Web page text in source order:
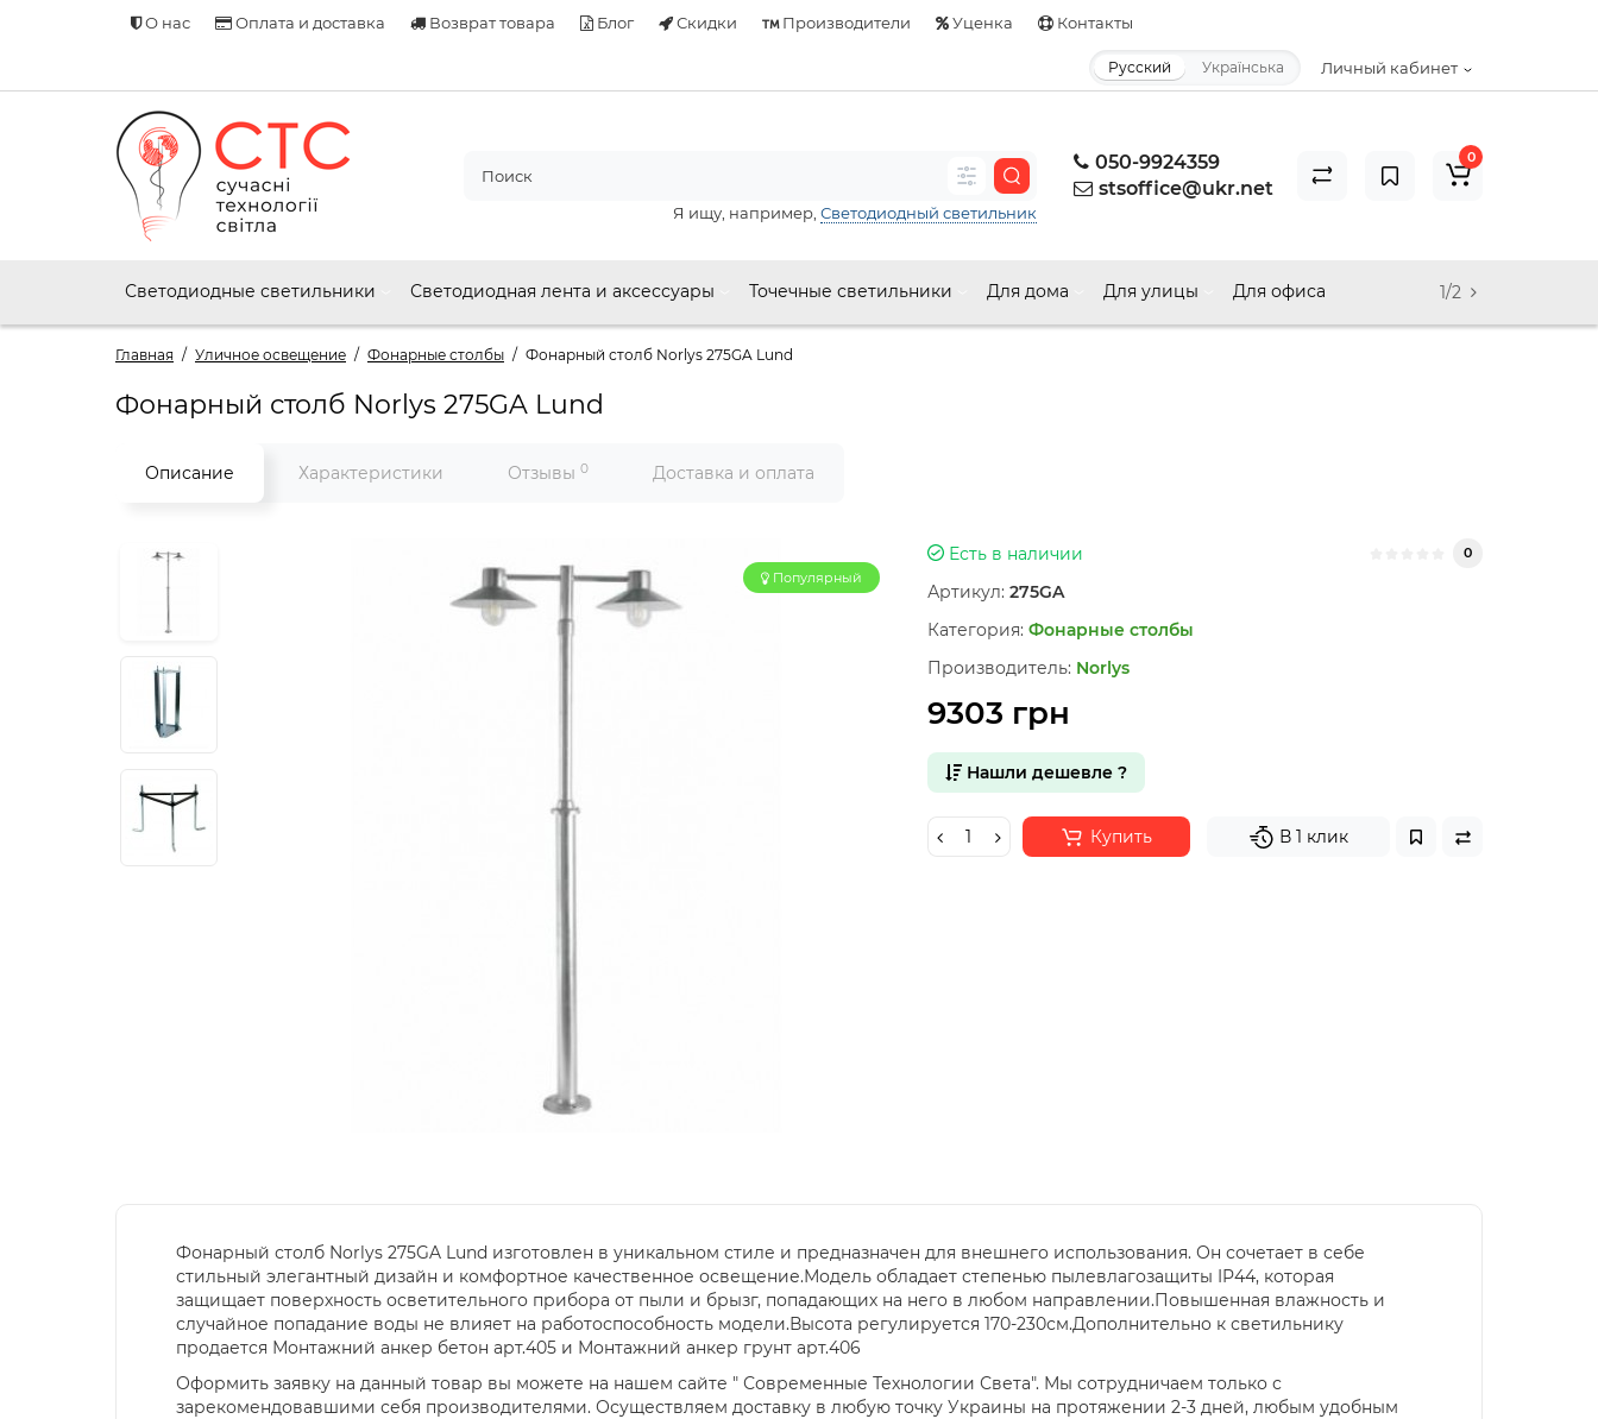
О нас Оплата и доставка Возврат товара Блог Скидки Производители Уценка Контакты
Личный кабинет
Русский Українська
050-9924359
stsoffice@ukr.net
Я ищу, например, Светодиодный светильник
0
Светодиодные светильники Светодиодная лента и аксессуары Точечные светильники Для дома Для улицы Для офиса 1/2
Главная Уличное освещение Фонарные столбы Фонарный столб Norlys 275GA Lund
Фонарный столб Norlys 275GA Lund
Описание Характеристики Отзывы 0 Доставка и оплата
Популярный
Есть в наличии 0
Артикул: 275GA
Категория: Фонарные столбы
Производитель: Norlys
9303 грн
Нашли дешевле ?
Купить В 1 клик
Фонарный столб Norlys 275GA Lund изготовлен в уникальном стиле и предназначен для внешнего использования. Он сочетает в себе
стильный элегантный дизайн и комфортное качественное освещение.Модель обладает степенью пылевлагозащиты IP44, которая
защищает поверхность осветительного прибора от пыли и брызг, попадающих на него в любом направлении.Повышенная влажность и
случайное попадание воды не влияет на работоспособность модели.Высота регулируется 170-230см.Дополнительно к светильнику
продается Монтажний анкер бетон арт.405 и Монтажний анкер грунт арт.406
Оформить заявку на данный товар вы можете на нашем сайте " Современные Технологии Света". Мы сотрудничаем только с
зарекомендовавшими себя производителями. Осуществляем доставку в любую точку Украины на протяжении 2-3 дней, любым удобным